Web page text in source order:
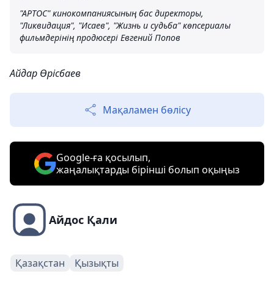
"АРТОС" кинокомпаниясының бас директоры,
"Ликвидация", "Исаев", "Жизнь и судьба" көпсериалы
фильмдерінің продюсері Евгений Попов
Айдар Өрісбаев
Мақаламен бөлісу
Google-ға қосылып,
жаңалықтарды бірінші болып оқыңыз
Айдос Қали
Қазақстан Қызықты